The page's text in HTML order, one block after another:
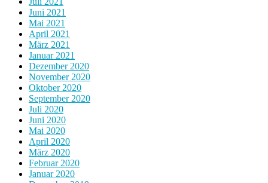
Juni 2021
Mai 2021
April 2021
März 2021
Januar 2021
Dezember 2020
November 2020
Oktober 2020
September 2020
Juli 2020
Juni 2020
Mai 2020
April 2020
März 2020
Februar 2020
Januar 2020